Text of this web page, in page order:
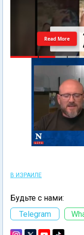
Read More
В ИЗРАИЛЕ
Будьте с нами:
Telegram